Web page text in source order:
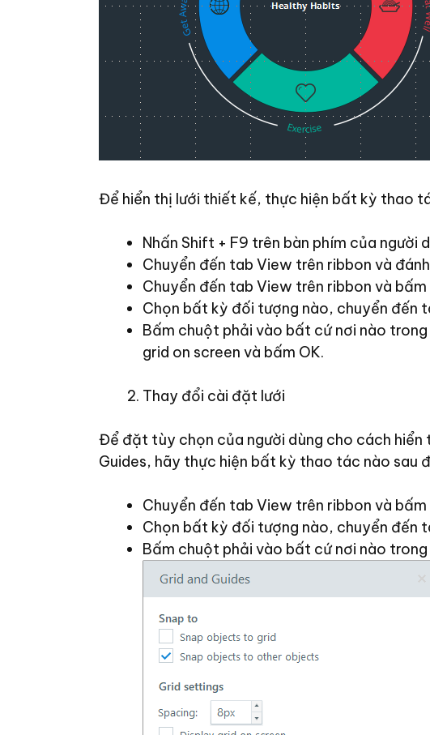
Để hiển thị lưới thiết kế, thực hiện bất kỳ thao
Nhấn Shift + F9 trên bàn phím của người
Chuyển đến tab View trên ribbon và
Chuyển đến tab View trên ribbon và
Chọn bất kỳ đối tượng nào, chuyển đến
Bấm chuột phải vào bất cứ nơi nào
grid on screen và bấm OK.
Thay đổi cài đặt lưới
Để đặt tùy chọn của người dùng cho cách hiển
Guides, hãy thực hiện bất kỳ thao tác nào sau
Chuyển đến tab View trên ribbon và bấm
Chọn bất kỳ đối tượng nào, chuyển đến
Bấm chuột phải vào bất cứ nơi nào